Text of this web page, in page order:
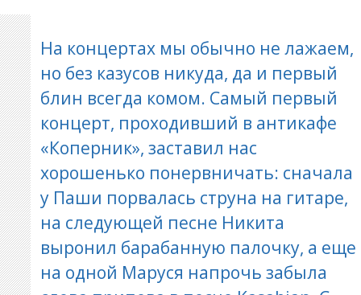
На концертах мы обычно не лажаем,
но без казусов никуда, да и первый
блин всегда комом. Самый первый
концерт, проходивший в антикафе
«Коперник», заставил нас
хорошенько понервничать: сначала
у Паши порвалась струна на гитаре,
на следующей песне Никита
выронил барабанную палочку, а еще
на одной Маруся напрочь забыла